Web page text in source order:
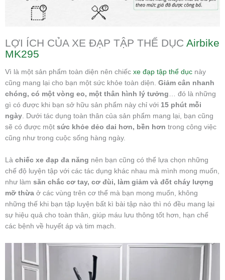
LỢI ÍCH CỦA XE ĐẠP TẬP THỂ DỤC Airbike
MK295
Vì là một sản phẩm toàn diện nên chiếc xe đạp tập thể dục này
cũng mang lại cho bạn một sức khỏe toàn diện. Giảm cân nhanh
chóng, có một vòng eo, một thân hình lý tưởng … đó là những
gì có được khi bạn sở hữu sản phẩm này chỉ với 15 phút mỗi
ngày. Dưới tác dụng toàn thân của sản phẩm mang lại, bạn cũng
sẽ có được một sức khỏe dẻo dai hơn, bền hơn trong công việc
cũng như trong cuộc sống hàng ngày.
Là chiếc xe đạp đa năng nên bạn cũng có thể lựa chọn những
chế độ luyện tập với các tác dụng khác nhau mà mình mong muốn,
như làm săn chắc cơ tay, cơ đùi, làm giảm và đốt cháy lượng
mỡ thừa ở các vùng trên cơ thể mà bạn mong muốn, không
những thế khi bạn tập luyện bất kì bài tập nào thì nó đều mang lại
sự hiệu quả cho toàn thân, giúp máu lưu thông tốt hơn, hạn chế
các bệnh về huyết áp và tim mạch.